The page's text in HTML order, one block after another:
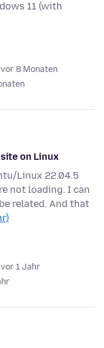
11 (with
8 Monaten
on Linux
Linux 22.04.5
not loading. I can
related. And that
1 Jahr